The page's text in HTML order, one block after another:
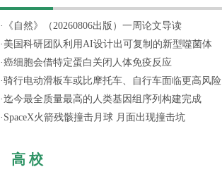
·
《自然》（20260806出版）一周论文导读
· 美国科研团队利用AI设计出可复制的新型噬菌体
·癌细胞会借特定蛋白关闭人体免疫反应
·骑行电动滑板车或比摩托车、自行车面临更高风险
·迄今最全质量最高的人类基因组序列构建完成
· SpaceX火箭残骸撞击月球 月面出现撞击坑
高 校